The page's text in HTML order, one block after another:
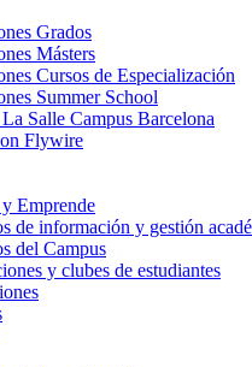
Grados
Másters
Cursos de Especialización
Summer School
Salle Campus Barcelona
Flywire
Emprende
de información y gestión
del Campus
y clubes de estudiantes